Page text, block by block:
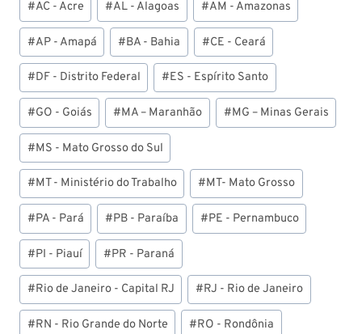
do
Post:
#AC - Acre #AL - Alagoas #AM - Amazonas
#AP - Amapá #BA - Bahia #CE - Ceará
#DF - Distrito Federal #ES - Espírito Santo
#GO - Goiás #MA – Maranhão #MG – Minas Gerais
#MS - Mato Grosso do Sul
#MT - Ministério do Trabalho #MT- Mato Grosso
#PA - Pará #PB - Paraíba #PE - Pernambuco
#PI - Piauí #PR - Paraná
#Rio de Janeiro - Capital RJ #RJ - Rio de Janeiro
#RN - Rio Grande do Norte #RO - Rondônia